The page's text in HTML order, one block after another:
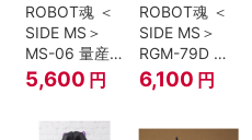
ROBOT魂 ＜
SIDE MS＞
MS-06 量産
型ザク ver.
A.N.I.M.E.
5,600 円
ROBOT魂 ＜
SIDE MS＞
RGM-79D ジ
ム寒冷地仕様
ver.
6,100 円